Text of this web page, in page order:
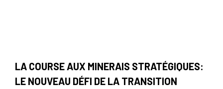
LA COURSE AUX MINERAIS STRATÉGIQUES:
LE NOUVEAU DÉFI DE LA TRANSITION